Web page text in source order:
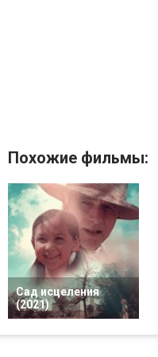
Похожие фильмы:
Сад исцеления
(2021)